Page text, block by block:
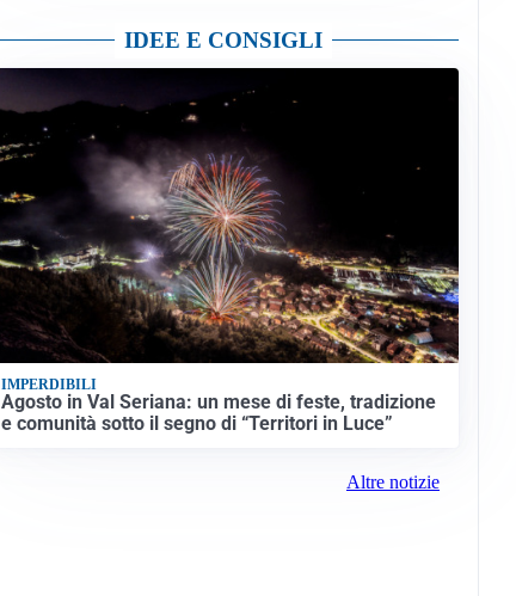
IDEE E CONSIGLI
IMPERDIBILI
Agosto in Val Seriana: un mese di feste, tradizione
e comunità sotto il segno di “Territori in Luce”
Altre notizie